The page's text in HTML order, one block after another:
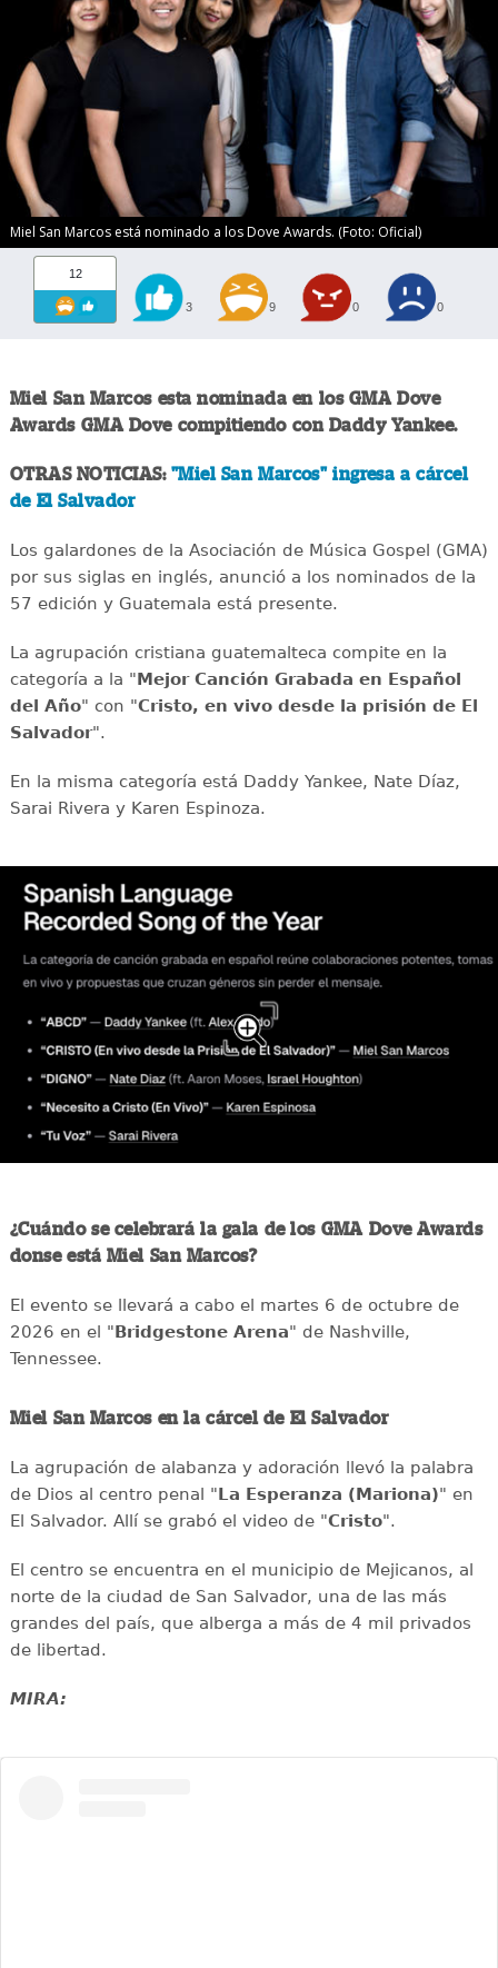
Miel San Marcos está nominado a los Dove Awards. (Foto: Oficial)
12
3 9 0 0
Miel San Marcos esta nominada en los GMA Dove
Awards GMA Dove compitiendo con Daddy Yankee.
OTRAS NOTICIAS: "Miel San Marcos" ingresa a cárcel
de El Salvador
Los galardones de la Asociación de Música Gospel (GMA)
por sus siglas en inglés, anunció a los nominados de la
57 edición y Guatemala está presente.
La agrupación cristiana guatemalteca compite en la
categoría a la " Mejor Canción Grabada en Español
del Año" con "Cristo, en vivo desde la prisión de El
Salvador".
En la misma categoría está Daddy Yankee, Nate Díaz,
Sarai Rivera y Karen Espinoza.
¿Cuándo se celebrará la gala de los GMA Dove Awards
donse está Miel San Marcos?
El evento se llevará a cabo el martes 6 de octubre de
2026 en el "Bridgestone Arena" de Nashville,
Tennessee.
Miel San Marcos en la cárcel de El Salvador
La agrupación de alabanza y adoración llevó la palabra
de Dios al centro penal "La Esperanza (Mariona)" en
El Salvador. Allí se grabó el video de "Cristo".
El centro se encuentra en el municipio de Mejicanos, al
norte de la ciudad de San Salvador, una de las más
grandes del país, que alberga a más de 4 mil privados
de libertad.
MIRA: